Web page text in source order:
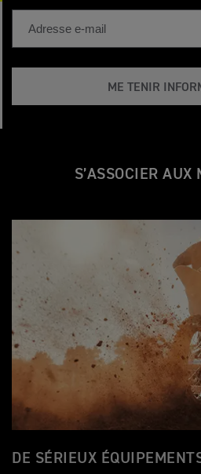
ME TENIR
S’ASSOCIER AUX
DE SÉRIEUX